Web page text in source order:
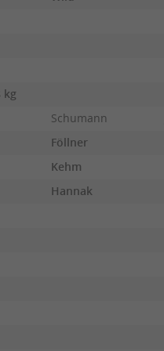
kg
Schumann
Föllner
Kehm
Hannak